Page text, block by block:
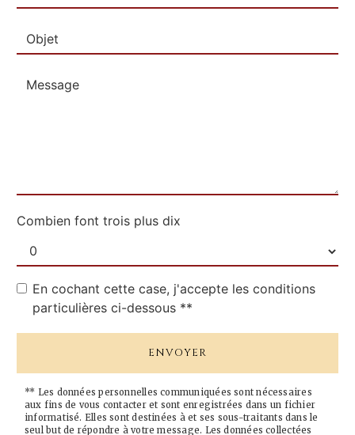
Combien font trois plus dix
En cochant cette case, j'accepte les conditions
particulières ci-dessous **
ENVOYER
** Les données personnelles communiquées sont nécessaires
aux fins de vous contacter et sont enregistrées dans un fichier
informatisé. Elles sont destinées à et ses sous-traitants dans le
seul but de répondre à votre message. Les données collectées